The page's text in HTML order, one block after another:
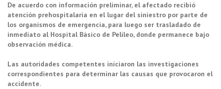
De acuerdo con información preliminar, el afectado recibió
atención prehospitalaria en el lugar del siniestro por parte de
los organismos de emergencia, para luego ser trasladado de
inmediato al Hospital Básico de Pelileo, donde permanece bajo
observación médica.
Las autoridades competentes iniciaron las investigaciones
correspondientes para determinar las causas que provocaron el
accidente.